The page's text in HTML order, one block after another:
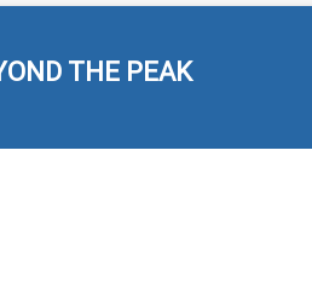
THE PEAK